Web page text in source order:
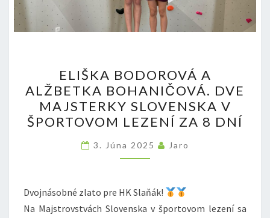
BODOROVÁ
A
ALŽBETKA
BOHANIČOVÁ.
DVE
MAJSTERKY
V
ŠPORTOVOM
ELIŠKA BODOROVÁ A
ALŽBETKA BOHANIČOVÁ. DVE
MAJSTERKY SLOVENSKA V
ŠPORTOVOM LEZENÍ ZA 8 DNÍ
3. Júna 2025 Jaro
Dvojnásobné zlato pre HK Slaňák!
Na Majstrovstvách Slovenska v športovom lezení sa